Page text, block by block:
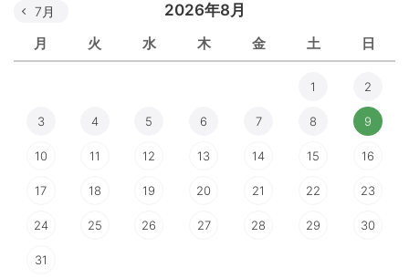
2026年8月
月 火 水 木 金 土 日
7月
1 2
3 4 5 6 7 8 9
10 11 12 13 14 15 16
17 18 19 20 21 22 23
24 25 26 27 28 29 30
31